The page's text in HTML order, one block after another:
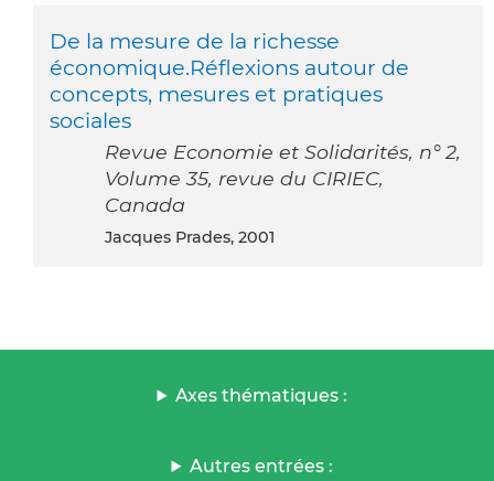
De la mesure de la richesse
économique.Réflexions autour de
concepts, mesures et pratiques
sociales
Revue Economie et Solidarités, n° 2,
Volume 35, revue du CIRIEC,
Canada
Jacques Prades, 2001
Axes thématiques :
Autres entrées :